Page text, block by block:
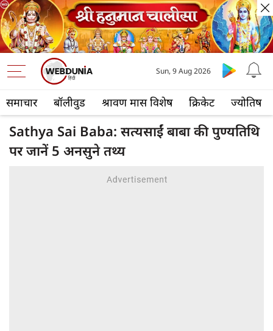
समाचार बॉलीवुड श्रावण मास विशेष क्रिकेट ज्योतिष
Sun, 9 Aug 2026
Sathya Sai Baba: सत्यसाईं बाबा की पुण्यतिथि
पर जानें 5 अनसुने तथ्य